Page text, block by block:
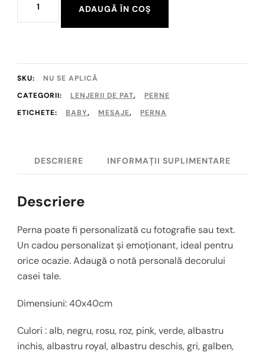
Perna
ADAUGĂ ÎN COȘ
SKU:
NU SE APLICĂ
CATEGORII:
LENJERII DE PAT,
PERNE
ETICHETE:
BABY, MESAJE, PERNA
DESCRIERE INFORMAȚII SUPLIMENTARE
Descriere
Perna poate fi personalizată cu fotografie sau text.
Un cadou personalizat și emoționant, ideal pentru
orice ocazie. Adaugă o notă personală decorului
casei tale.
Dimensiuni:40x40cm
Culori : alb, negru, rosu, roz, pink, verde, albastru
inchis, albastru royal, albastru deschis, gri, galben,